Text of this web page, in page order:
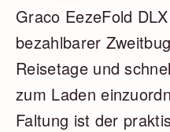
Graco EezeFold
bezahlbarer
Reisetage und
zum Laden
Faltung ist der